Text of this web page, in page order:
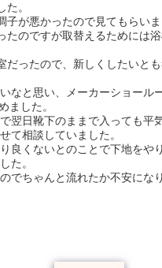
。
子が悪かったので見てもらい
たのですが取替えるためには
だったので、新しくしたいと
なと思い、メーカーショール
ました。
翌日靴下のままで入っても平
て相談していました。
良くないとのことで下地をや
た。
でちゃんと流れたか不安にな